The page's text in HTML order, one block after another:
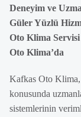
Deneyim ve
Güler Yüzlü
Oto Klima
Oto Klima’da
Kafkas Oto Klima,
konusunda
sistemlerinin